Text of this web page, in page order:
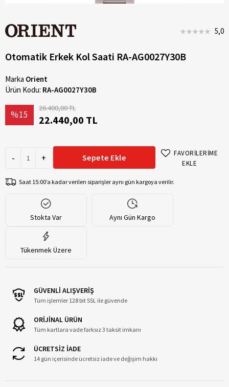
5,0
Otomatik Erkek Kol Saati RA-AG0027Y30B
Marka Orient
Ürün Kodu: RA-AG0027Y30B
%15
26.400,00 TL
22.440,00 TL
- + Sepete Ekle
FAVORİLERİME
EKLE
Saat 15:00’a kadar verilen siparişler aynı gün kargoya verilir.
Stokta Var Aynı Gün Kargo
Tükenmek Üzere
GÜVENLİ ALIŞVERİŞ
Tüm işlemler 128 bit SSL ile güvende
ORİJİNAL ÜRÜN
Tüm kartlara vade farksız 3 taksit imkanı
ÜCRETSİZ İADE
14 gün içerisinde ücretsiz iade ve değişim hakkı